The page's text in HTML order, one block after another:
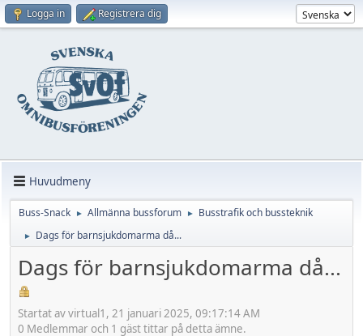
Logga in Registrera dig
Huvudmeny
Buss-Snack ► Allmänna bussforum ► Busstrafik och bussteknik
► Dags för barnsjukdomarma då...
Dags för barnsjukdomarma då...
Startat av virtual1, 21 januari 2025, 09:17:14 AM
0 Medlemmar och 1 gäst tittar på detta ämne.